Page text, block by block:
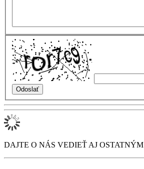
DAJTE O NÁS VEDIEŤ AJ OSTATNÝM